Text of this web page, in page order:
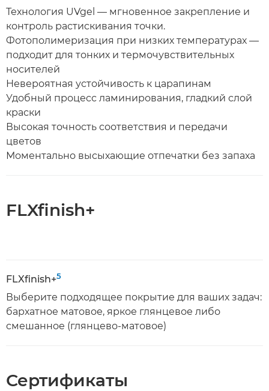
Технология UVgel — мгновенное закрепление и
контроль растискивания точки.
Фотополимеризация при низких температурах —
подходит для тонких и термочувствительных
носителей
Невероятная устойчивость к царапинам
Удобный процесс ламинирования, гладкий слой
краски
Высокая точность соответствия и передачи
цветов
Моментально высыхающие отпечатки без запаха
FLXfinish+
FLXfinish+5
Выберите подходящее покрытие для ваших задач:
бархатное матовое, яркое глянцевое либо
смешанное (глянцево-матовое)
Сертификаты